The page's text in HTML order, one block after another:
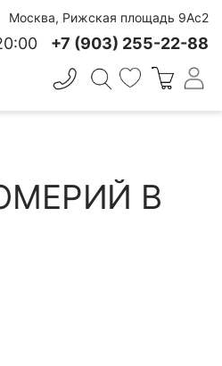
Москва, Рижская площадь 9Ас2
+7 (903) 255-22-88
В